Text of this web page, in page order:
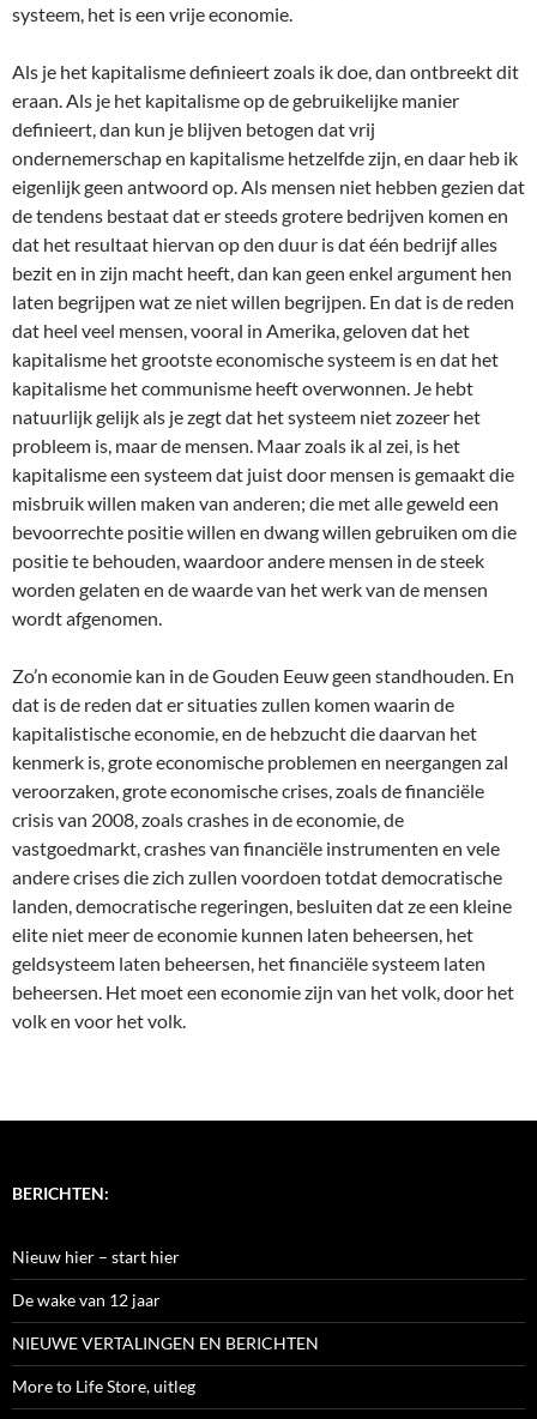
systeem, het is een vrije economie.
Als je het kapitalisme definieert zoals ik doe, dan ontbreekt dit
eraan. Als je het kapitalisme op de gebruikelijke manier
definieert, dan kun je blijven betogen dat vrij
ondernemerschap en kapitalisme hetzelfde zijn, en daar heb ik
eigenlijk geen antwoord op. Als mensen niet hebben gezien dat
de tendens bestaat dat er steeds grotere bedrijven komen en
dat het resultaat hiervan op den duur is dat één bedrijf alles
bezit en in zijn macht heeft, dan kan geen enkel argument hen
laten begrijpen wat ze niet willen begrijpen. En dat is de reden
dat heel veel mensen, vooral in Amerika, geloven dat het
kapitalisme het grootste economische systeem is en dat het
kapitalisme het communisme heeft overwonnen. Je hebt
natuurlijk gelijk als je zegt dat het systeem niet zozeer het
probleem is, maar de mensen. Maar zoals ik al zei, is het
kapitalisme een systeem dat juist door mensen is gemaakt die
misbruik willen maken van anderen; die met alle geweld een
bevoorrechte positie willen en dwang willen gebruiken om die
positie te behouden, waardoor andere mensen in de steek
worden gelaten en de waarde van het werk van de mensen
wordt afgenomen.
Zo’n economie kan in de Gouden Eeuw geen standhouden. En
dat is de reden dat er situaties zullen komen waarin de
kapitalistische economie, en de hebzucht die daarvan het
kenmerk is, grote economische problemen en neergangen zal
veroorzaken, grote economische crises, zoals de financiële
crisis van 2008, zoals crashes in de economie, de
vastgoedmarkt, crashes van financiële instrumenten en vele
andere crises die zich zullen voordoen totdat democratische
landen, democratische regeringen, besluiten dat ze een kleine
elite niet meer de economie kunnen laten beheersen, het
geldsysteem laten beheersen, het financiële systeem laten
beheersen. Het moet een economie zijn van het volk, door het
volk en voor het volk.
BERICHTEN:
Nieuw hier – start hier
De wake van 12 jaar
NIEUWE VERTALINGEN EN BERICHTEN
More to Life Store, uitleg